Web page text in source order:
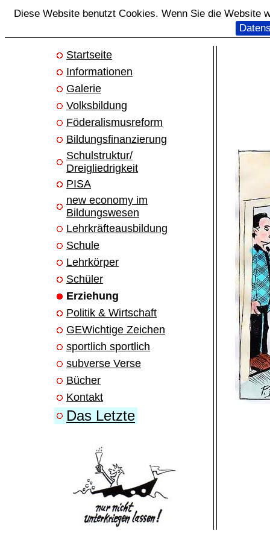
Diese Website benutzt Cookies. Wenn Sie die Website
Startseite
Informationen
Galerie
Volksbildung
Föderalismusreform
Bildungsfinanzierung
Schulstruktur/
Dreigliedrigkeit
PISA
new economy im
Bildungswesen
Lehrkräfteausbildung
Schule
Lehrkörper
Schüler
Erziehung
Politik & Wirtschaft
GEWichtige Zeichen
sportlich sportlich
subverse Verse
Bücher
Kontakt
Das Letzte